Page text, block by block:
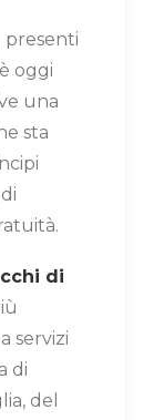
presenti
oggi
una
sta
di
servizi
di
del